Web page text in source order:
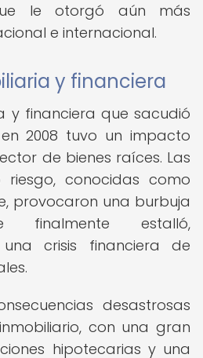
le otorgó aún más
e internacional.
y financiera
y financiera que sacudió
2008 tuvo un impacto
de bienes raíces. Las
conocidas como
provocaron una burbuja
finalmente estalló,
crisis financiera de
desastrosas
con una gran
hipotecarias y una